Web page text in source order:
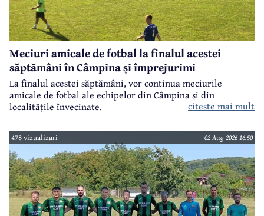
Meciuri amicale de fotbal la finalul acestei
săptămâni în Câmpina și împrejurimi
La finalul acestei săptămâni, vor continua meciurile
amicale de fotbal ale echipelor din Câmpina și din
localitățile învecinate.
citeste mai mult
478 vizualizari 02 Aug 2026 16:50